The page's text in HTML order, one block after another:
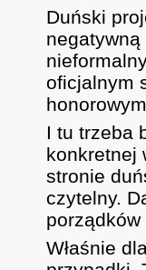
Duński
negatywną
oficjalnym
I tu trzeba
konkretnej
stronie
czytelny.
Właśnie